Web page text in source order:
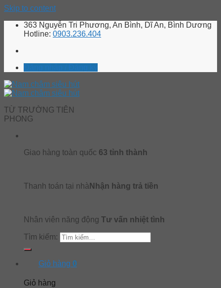
Skip to content
363 Nguyễn Tri Phương, An Bình, Dĩ An, Bình Dương
Hotline: 0903.236.404
TỪ TRƯỜNG TIÊN
PHONG
Giao hàng toàn quốc 63 tỉnh thành
Thanh toán tại nhà Nhận hàng trả tiền
Nhân viên năng động Tư vấn nhiệt tình
Tìm kiếm:
Giỏ hàng 0
Giỏ hàng